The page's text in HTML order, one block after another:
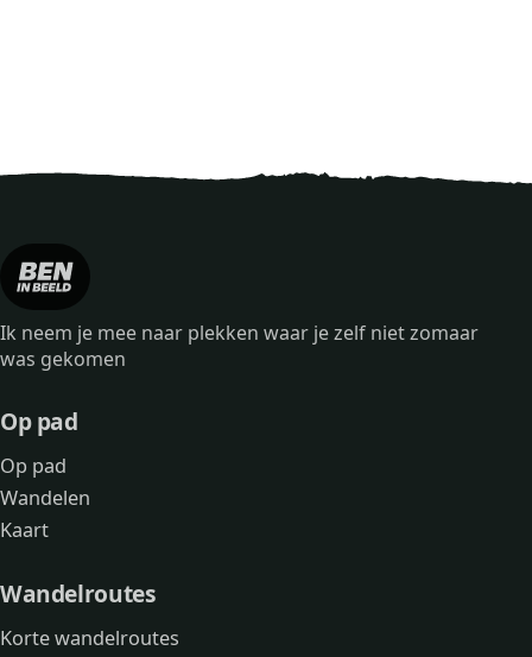
Ik neem je mee naar plekken waar je zelf niet zomaar
was gekomen
Op pad
Op pad
Wandelen
Kaart
Wandelroutes
Korte wandelroutes